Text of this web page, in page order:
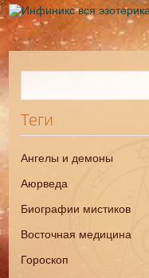
Теги
Ангелы и демоны
Аюрведа
Биографии мистиков
Восточная медицина
Гороскоп